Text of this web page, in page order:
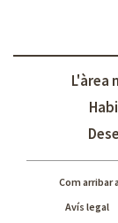
L'àrea
Com arribar
Avís legal